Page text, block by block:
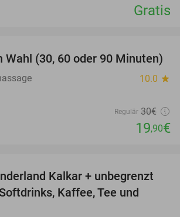
Gratis
34%
Wahl (30, 60 oder 90 Minuten)
10.0 star
Regulär 30€
19,90€
32%
Kalkar + unbegrenzt
Kaffee, Tee und